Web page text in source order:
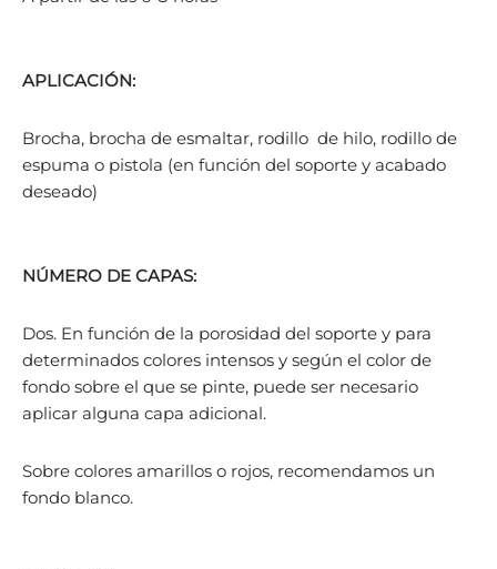
APLICACIÓN:
Brocha, brocha de esmaltar, rodillo de hilo, rodillo de
espuma o pistola (en función del soporte y acabado
deseado)
NÚMERO DE CAPAS:
Dos. En función de la porosidad del soporte y para
determinados colores intensos y según el color de
fondo sobre el que se pinte, puede ser necesario
aplicar alguna capa adicional.
Sobre colores amarillos o rojos, recomendamos un
fondo blanco.